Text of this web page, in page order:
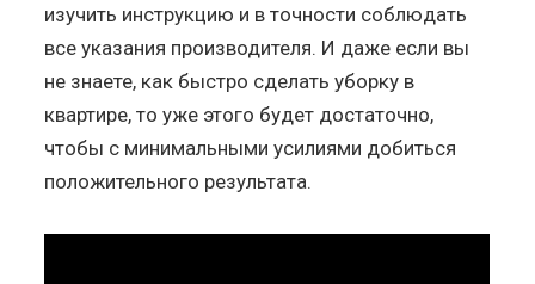
изучить инструкцию и в точности соблюдать
все указания производителя. И даже если вы
не знаете, как быстро сделать уборку в
квартире, то уже этого будет достаточно,
чтобы с минимальными усилиями добиться
положительного результата.